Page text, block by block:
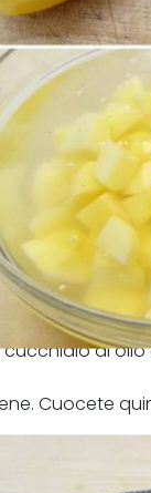
di olio
Cuocete